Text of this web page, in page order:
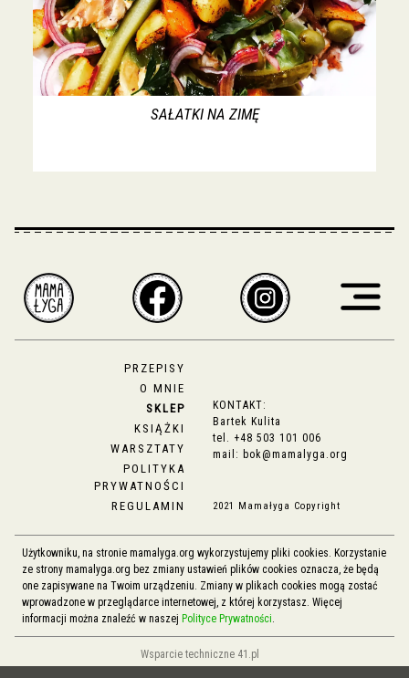
SAŁATKI NA ZIMĘ
PRZEPISY
O MNIE
SKLEP
KSIĄŻKI
WARSZTATY
POLITYKA
PRYWATNOŚCI
REGULAMIN
KONTAKT:
Bartek Kulita
tel. +48 503 101 006
mail: bok@mamalyga.org
2021 Mamałyga Copyright
Użytkowniku, na stronie mamalyga.org wykorzystujemy pliki cookies. Korzystanie
ze strony mamalyga.org bez zmiany ustawień plików cookies oznacza, że będą
one zapisywane na Twoim urządzeniu. Zmiany w plikach cookies mogą zostać
wprowadzone w przeglądarce internetowej, z której korzystasz. Więcej
informacji można znaleźć w naszej Polityce Prywatności.
Wsparcie techniczne 41.pl